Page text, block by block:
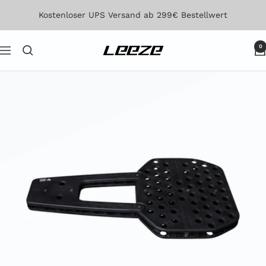
Kostenloser UPS Versand ab 299€ Bestellwert
Navigation Leeze 0